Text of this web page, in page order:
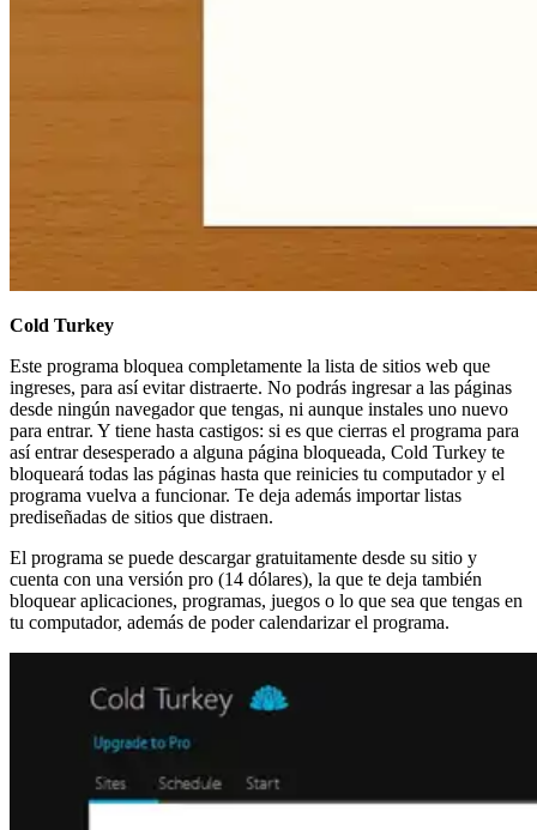
Cold Turkey
Este programa bloquea completamente la lista de sitios web que
ingreses, para así evitar distraerte. No podrás ingresar a las páginas
desde ningún navegador que tengas, ni aunque instales uno nuevo
para entrar. Y tiene hasta castigos: si es que cierras el programa para
así entrar desesperado a alguna página bloqueada, Cold Turkey te
bloqueará todas las páginas hasta que reinicies tu computador y el
programa vuelva a funcionar. Te deja además importar listas
prediseñadas de sitios que distraen.
El programa se puede descargar gratuitamente desde su sitio y
cuenta con una versión pro (14 dólares), la que te deja también
bloquear aplicaciones, programas, juegos o lo que sea que tengas en
tu computador, además de poder calendarizar el programa.